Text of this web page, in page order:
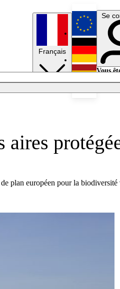
Français
English
Deutsch
Se
Vous
de plan européen pour la